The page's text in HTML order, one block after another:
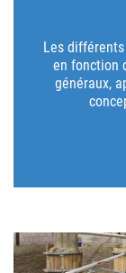
Les
en fonction
généraux,